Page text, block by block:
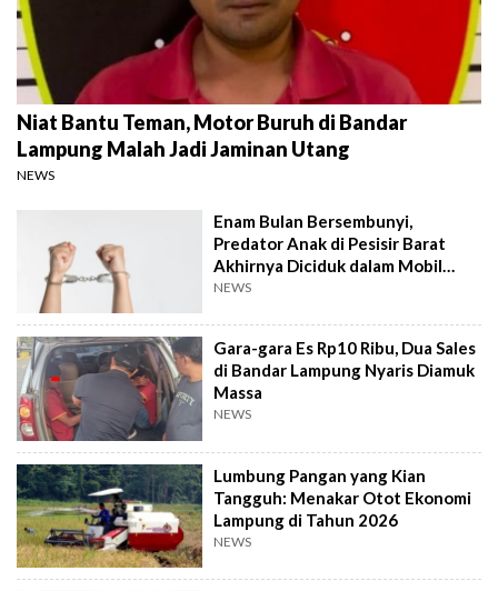
Niat Bantu Teman, Motor Buruh di Bandar
Lampung Malah Jadi Jaminan Utang
NEWS
Enam Bulan Bersembunyi,
Predator Anak di Pesisir Barat
Akhirnya Diciduk dalam Mobil
Travel
NEWS
Gara-gara Es Rp10 Ribu, Dua Sales
di Bandar Lampung Nyaris Diamuk
Massa
NEWS
Lumbung Pangan yang Kian
Tangguh: Menakar Otot Ekonomi
Lampung di Tahun 2026
NEWS